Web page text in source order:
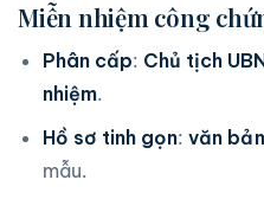
Miễn nhiệm công
Phân cấp: Chủ tịch
nhiệm.
Hồ sơ tinh gọn:văn
mẫu.